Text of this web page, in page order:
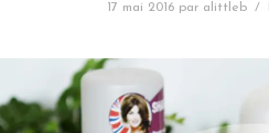
17 mai 2016 par alittleb /